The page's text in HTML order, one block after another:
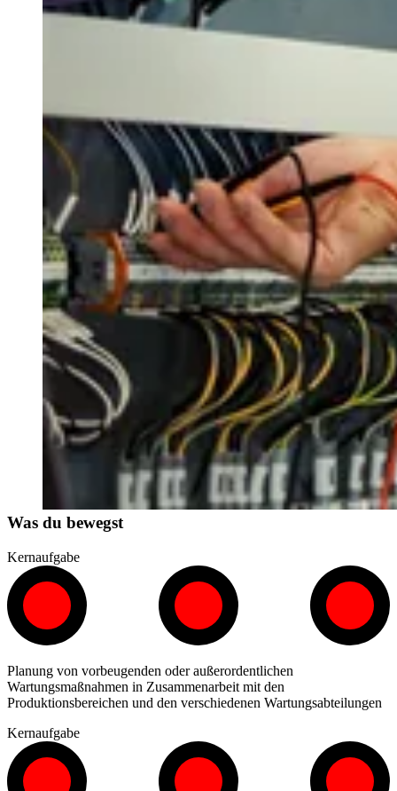
Was du bewegst
Kernaufgabe
Planung von vorbeugenden oder außerordentlichen
Wartungsmaßnahmen in Zusammenarbeit mit den
Produktionsbereichen und den verschiedenen Wartungsabteilungen
Kernaufgabe